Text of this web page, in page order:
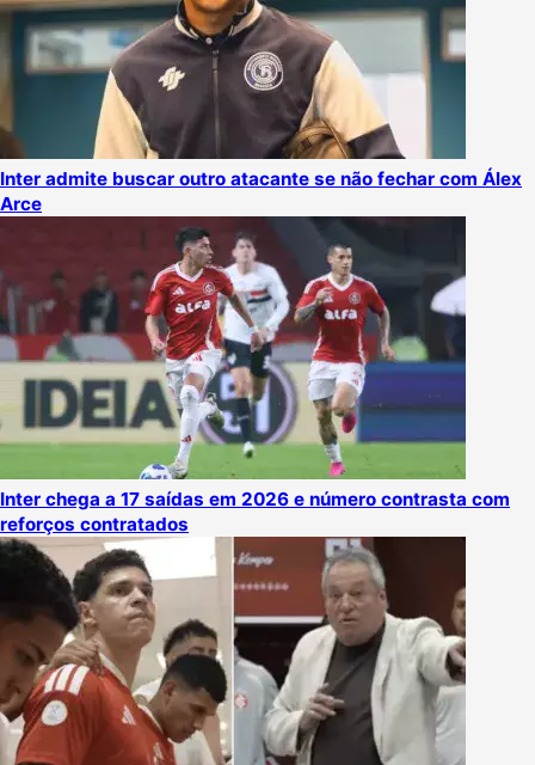
Inter admite buscar outro atacante se não fechar com Álex
Arce
Inter chega a 17 saídas em 2026 e número contrasta com
reforços contratados